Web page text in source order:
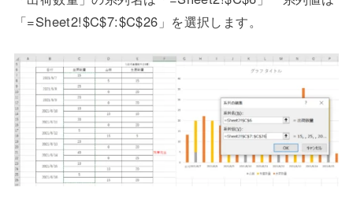
「=Sheet2!$C$7:$C$26」を選択します。